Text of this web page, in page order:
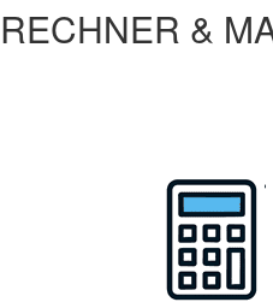
RECHNER &